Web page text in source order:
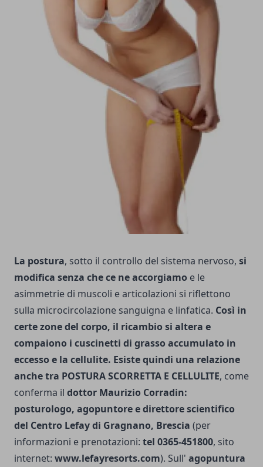
La postura, sotto il controllo del sistema nervoso, si
modifica senza che ce ne accorgiamo e le
asimmetrie di muscoli e articolazioni si riflettono
sulla microcircolazione san­guigna e linfatica. Così in
certe zone del corpo, il ricambio si altera e
compaiono i cuscinetti di grasso accumulato in
eccesso e la cellulite. Esiste quindi una relazione
anche tra POSTURA SCORRETTA E CELLULITE, come
conferma il dottor Maurizio Corradin:
posturologo, agopuntore e direttore scientifico
del Centro Lefay di Gragnano, Brescia (per
informazioni e prenotazioni: tel 0365-451800, sito
internet: www.lefayresorts.com). Sull' agopuntura